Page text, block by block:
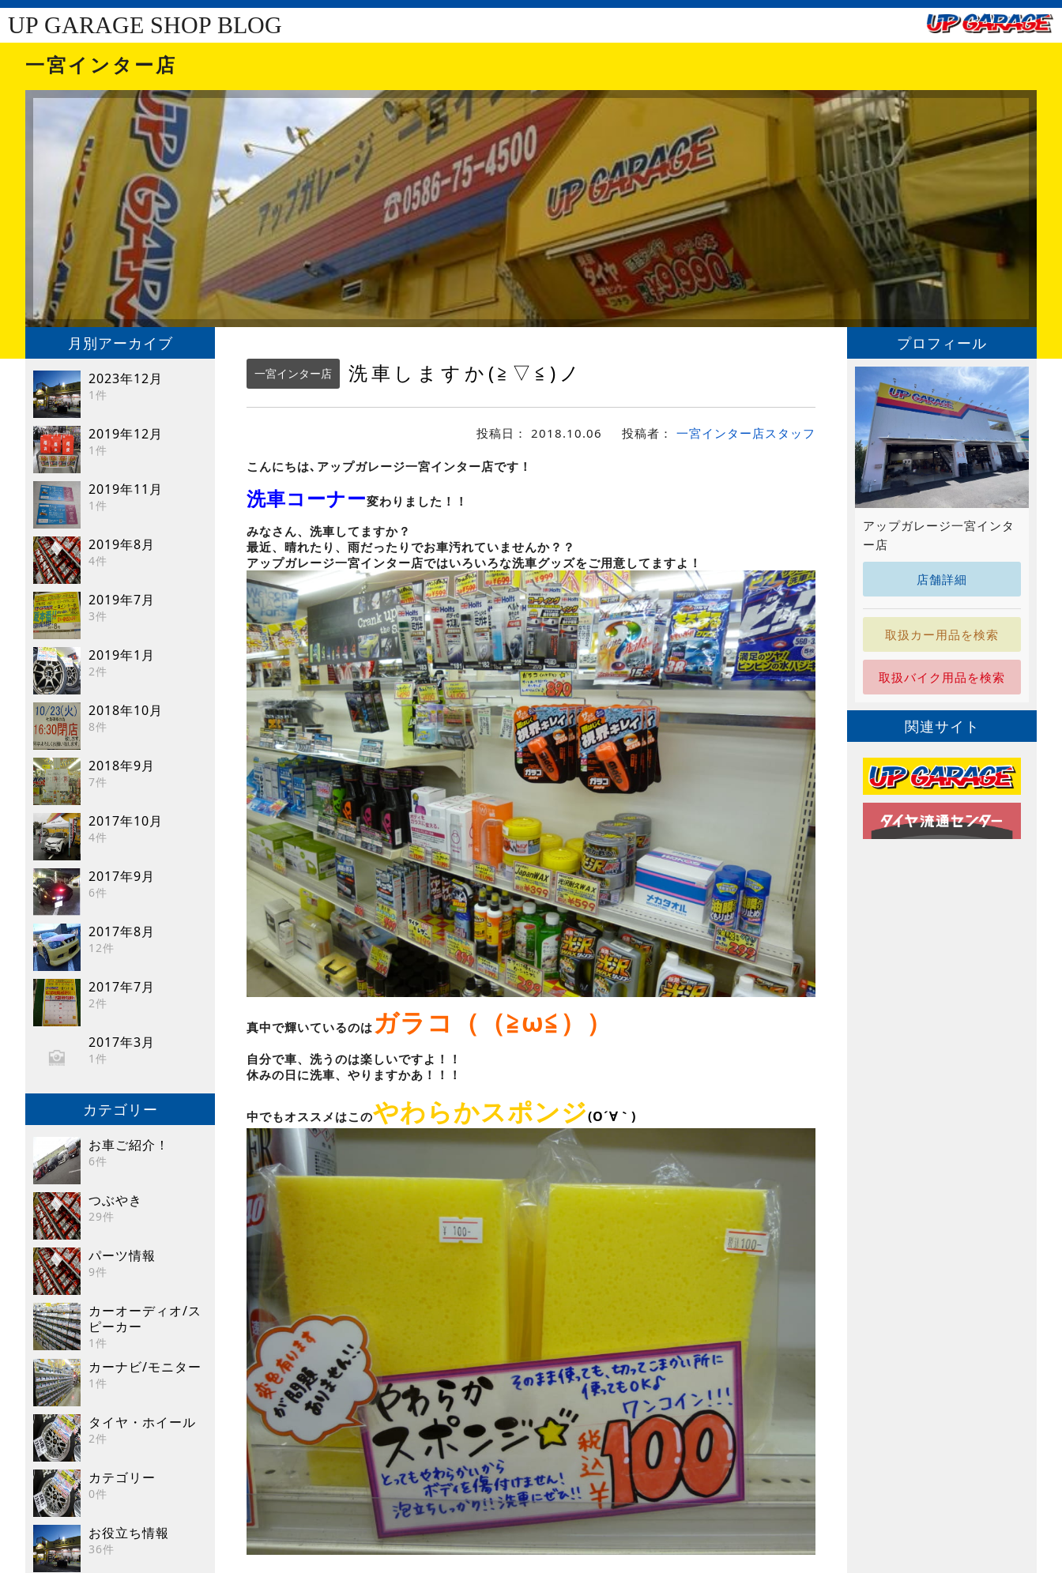
UP GARAGE SHOP BLOG
一宮インター店
月別アーカイブ
2023年12月
1件
2019年12月
1件
2019年11月
1件
2019年8月
4件
2019年7月
3件
2019年1月
2件
2018年10月
8件
2018年9月
7件
2017年10月
4件
2017年9月
6件
2017年8月
12件
2017年7月
2件
2017年3月
1件
カテゴリー
お車ご紹介！
6件
つぶやき
29件
パーツ情報
9件
カーオーディオ/ス
ピーカー
1件
カーナビ/モニター
1件
タイヤ・ホイール
2件
カテゴリー
0件
お役立ち情報
36件
一宮インター店 洗車しますか(≧▽≦)ノ
投稿日： 2018.10.06 投稿者： 一宮インター店スタッフ
こんにちは､アップガレージ一宮インター店です！
洗車コーナー変わりました！！
みなさん、洗車してますか？
最近、晴れたり、雨だったりでお車汚れていませんか？？
アップガレージ一宮インター店ではいろいろな洗車グッズをご用意してますよ！
真中で輝いているのは ガラコ（（≧ω≦））
自分で車、洗うのは楽しいですよ！！
休みの日に洗車、やりますかあ！！！
中でもオススメはこのやわらかスポンジ(O´∀｀)
プロフィール
アップガレージ一宮インタ
ー店
店舗詳細
取扱カー用品を検索
取扱バイク用品を検索
関連サイト